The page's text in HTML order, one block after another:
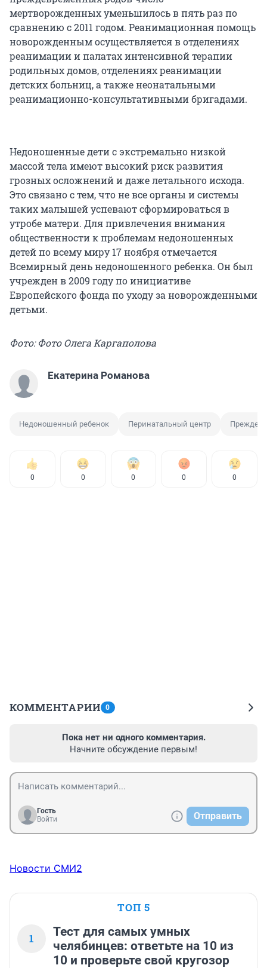
мертворожденных уменьшилось в пять раз по
сравнению с 2011 годом. Реанимационная помощь
новорожденным осуществляется в отделениях
реанимации и палатах интенсивной терапии
родильных домов, отделениях реанимации
детских больниц, а также неонатальными
реанимационно-консультативными бригадами.
Недоношенные дети с экстремально низкой
массой тела имеют высокий риск развития
грозных осложнений и даже летального исхода.
Это связано с тем, что не все органы и системы
таких малышей успевают сформироваться в
утробе матери. Для привлечения внимания
общественности к проблемам недоношенных
детей по всему миру 17 ноября отмечается
Всемирный день недоношенного ребенка. Он был
учрежден в 2009 году по инициативе
Европейского фонда по уходу за новорожденными
детьми.
Фото: Фото Олега Каргаполова
Екатерина Романова
Недоношенный ребенок Перинатальный центр
0 0 0 0 0
КОММЕНТАРИИ 0
Пока нет ни одного комментария.
Начните обсуждение первым!
Гость
Войти
Отправить
Новости СМИ2
ТОП 5
1
Тест для самых умных
челябинцев: ответьте на 10 из
10 и проверьте свой кругозор